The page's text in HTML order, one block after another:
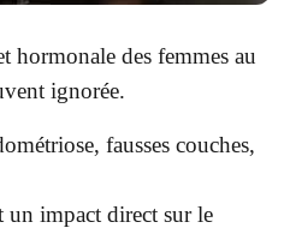
hormonale des femmes au
ignorée.
fausses couches,
un impact direct sur le